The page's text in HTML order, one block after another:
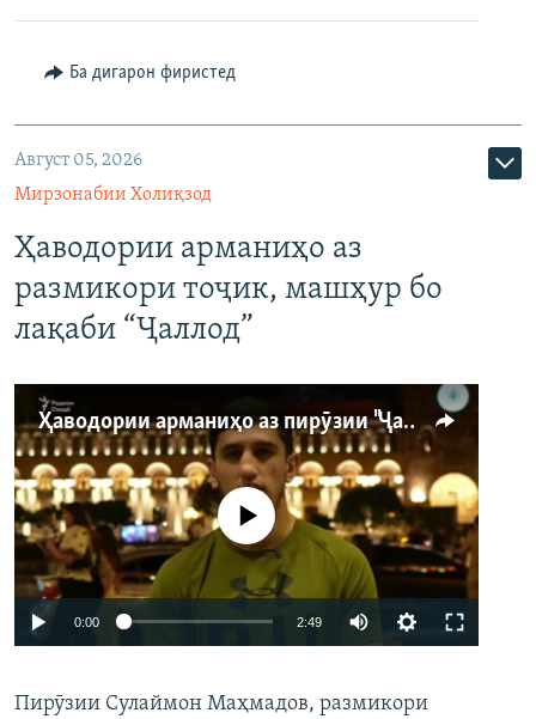
Ба дигарон фиристед
Август 05, 2026
Мирзонабии Холиқзод
Ҳаводории арманиҳо аз
размикори тоҷик, машҳур бо
лақаби “Ҷаллод”
Ҳаводории арманиҳо аз пирӯзии "Ҷаллод"-и тоҷик
Феълан кор намекунад
0:00 2:49
360p
Пирӯзии Сулаймон Маҳмадов, размикори